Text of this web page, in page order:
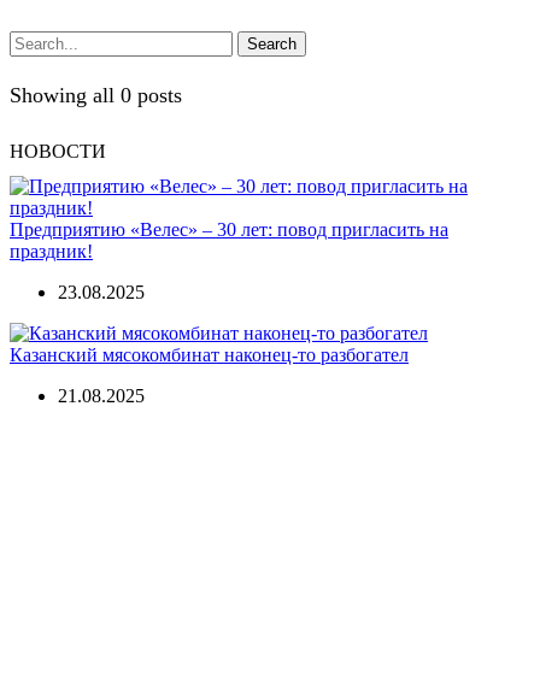
Search
Showing all 0 posts
НОВОСТИ
Предприятию «Велес» – 30 лет: повод пригласить на
праздник!
23.08.2025
Казанский мясокомбинат наконец-то разбогател
21.08.2025